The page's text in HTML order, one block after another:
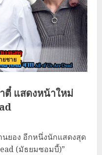
ยชาย
ตี๋ แสดงหน้าใหม่
ยอง อีกหนึ่งนักแสดงสุด
(มัธยมซอมบี้)”